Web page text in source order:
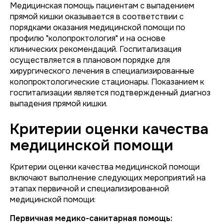
Медицинская помощь пациентам с выпадением
прямой кишки оказывается в соответствии с
порядками оказания медицинской помощи по
профилю "колопроктология" и на основе
клинических рекомендаций. Госпитализация
осуществляется в плановом порядке для
хирургического лечения в специализированные
колопроктологические стационары. Показанием к
госпитализации является подтвержденный диагноз
выпадения прямой кишки.
Критерии оценки качества
медицинской помощи
Критерии оценки качества медицинской помощи
включают выполнение следующих мероприятий на
этапах первичной и специализированной
медицинской помощи:
Первичная медико-санитарная помощь: